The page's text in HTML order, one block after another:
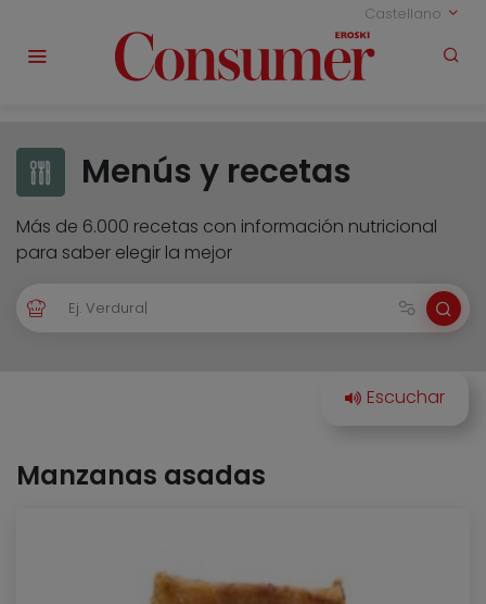
Castellano
Menús y recetas
Más de 6.000 recetas con información nutricional
para saber elegir la mejor
Manzanas asadas